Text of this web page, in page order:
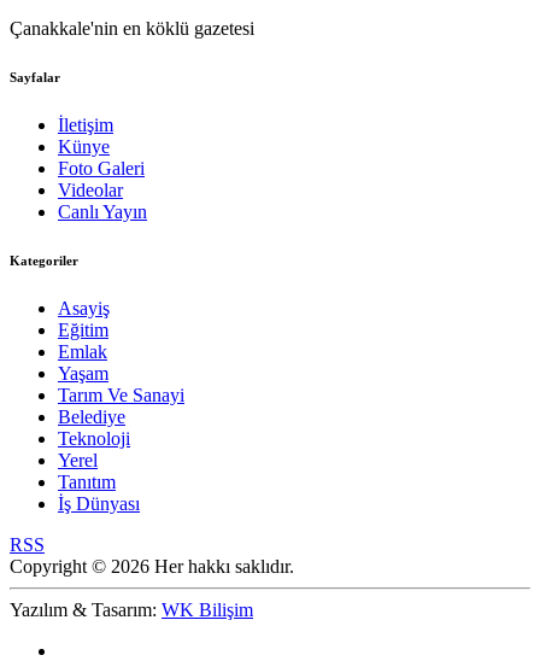
Çanakkale'nin en köklü gazetesi
Sayfalar
İletişim
Künye
Foto Galeri
Videolar
Canlı Yayın
Kategoriler
Asayiş
Eğitim
Emlak
Yaşam
Tarım Ve Sanayi
Belediye
Teknoloji
Yerel
Tanıtım
İş Dünyası
RSS
Copyright © 2026 Her hakkı saklıdır.
Yazılım & Tasarım: WK Bilişim